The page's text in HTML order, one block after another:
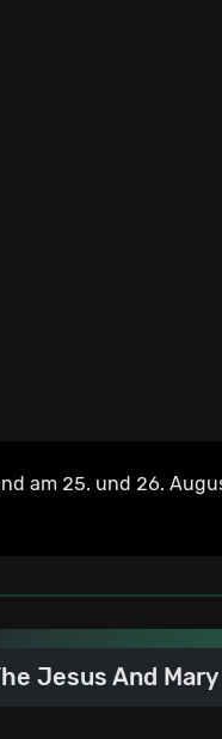
am 25. und 26.
Jesus And